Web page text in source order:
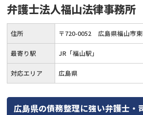
事務所
更新日
借金
任意
費用
コラ
弁護士法人福山法律事務所
住所 〒720-0052 広島県福山市
最寄り駅 JR「福山駅」
対応エリア 広島県
広島県の債務整理に強い弁護士・